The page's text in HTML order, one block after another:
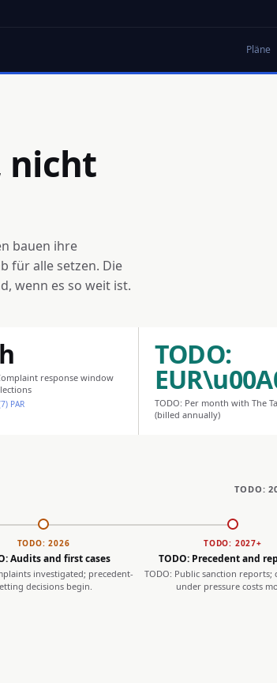
Pläne
nicht
bauen ihre
für alle setzen. Die
wenn es so weit ist.
response window
PAR
TODO:
TODO: Per month with The
(billed annually)
TODO:
TODO: 2026
Audits and first cases
investigated; precedent-
decisions begin.
TODO: 2027+
TODO: Precedent and
TODO: Public sanction reports;
under pressure costs